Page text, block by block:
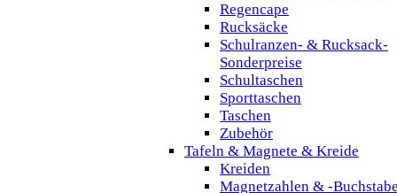
Regencape
Rucksäcke
Schulranzen- & Rucksack-
Sonderpreise
Schultaschen
Sporttaschen
Taschen
Zubehör
Tafeln & Magnete & Kreide
Kreiden
Magnetzahlen & -